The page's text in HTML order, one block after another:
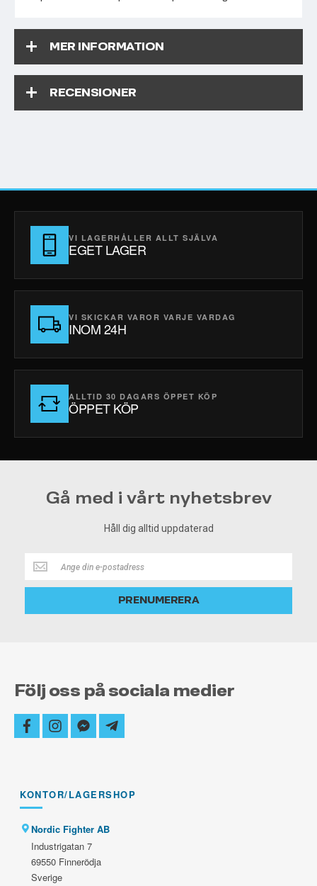
MER INFORMATION
RECENSIONER
VI LAGERHÅLLER ALLT SJÄLVA
EGET LAGER
VI SKICKAR VAROR VARJE VARDAG
INOM 24H
ALLTID 30 DAGARS ÖPPET KÖP
ÖPPET KÖP
Gå med i vårt nyhetsbrev
Håll dig alltid uppdaterad
Håll
dig
alltid
PRENUMERERA
Följ oss på sociala medier
facebookinstagram
facebook-
messenger
telegram-
plane
KONTOR/LAGERSHOP
Nordic Fighter AB
Industrigatan 7
69550 Finnerödja
Sverige